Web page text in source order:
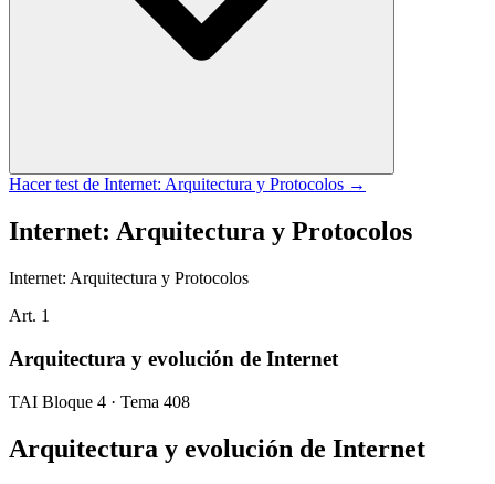
Hacer test de Internet: Arquitectura y Protocolos →
Internet: Arquitectura y Protocolos
Internet: Arquitectura y Protocolos
Art. 1
Arquitectura y evolución de Internet
TAI Bloque 4 · Tema 408
Arquitectura y evolución de Internet